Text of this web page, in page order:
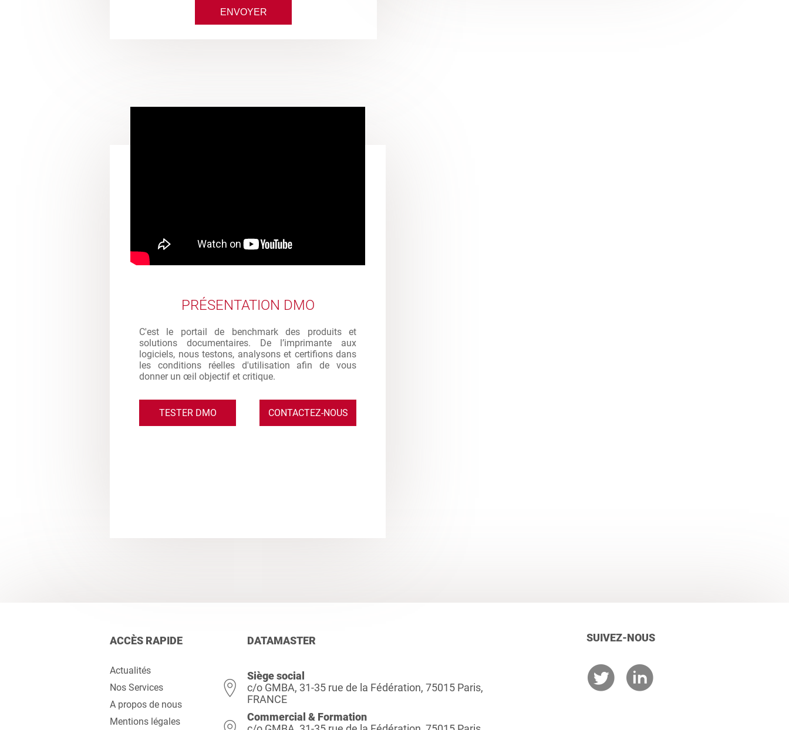
PRÉSENTATION DMO
C'est le portail de benchmark des produits et
solutions documentaires. De l’imprimante aux
logiciels, nous testons, analysons et certifions dans
les conditions réelles d'utilisation afin de vous
donner un œil objectif et critique.
TESTER DMO CONTACTEZ-NOUS
ACCÈS RAPIDE
Actualités
Nos Services
A propos de nous
Mentions légales
DATAMASTER
Siège social
c/o GMBA, 31-35 rue de la Fédération, 75015 Paris,
FRANCE
Commercial & Formation
SUIVEZ-NOUS